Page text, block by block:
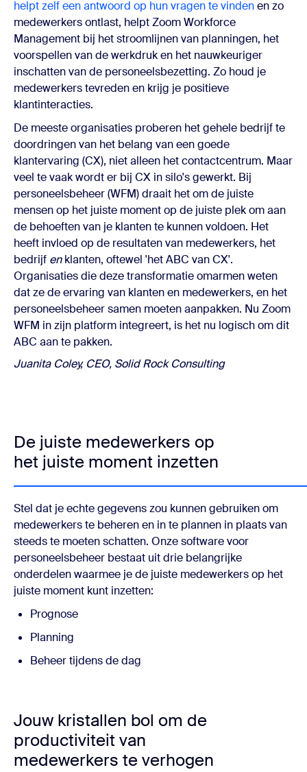
helpt zelf een antwoord op hun vragen te vindenen zo
medewerkers ontlast, helpt Zoom Workforce
Management bij het stroomlijnen van planningen, het
voorspellen van de werkdruk en het nauwkeuriger
inschatten van de personeelsbezetting. Zo houd je
medewerkers tevreden en krijg je positieve
klantinteracties.
De meeste organisaties proberen het gehele bedrijf te
doordringen van het belang van een goede
klantervaring (CX), niet alleen het contactcentrum. Maar
veel te vaak wordt er bij CX in silo's gewerkt. Bij
personeelsbeheer (WFM) draait het om de juiste
mensen op het juiste moment op de juiste plek om aan
de behoeften van je klanten te kunnen voldoen. Het
heeft invloed op de resultaten van medewerkers, het
bedrijf enklanten, oftewel 'het ABC van CX'.
Organisaties die deze transformatie omarmen weten
dat ze de ervaring van klanten en medewerkers, en het
personeelsbeheer samen moeten aanpakken. Nu Zoom
WFM in zijn platform integreert, is het nu logisch om dit
ABC aan te pakken.
Juanita Coley, CEO, Solid Rock Consulting
De juiste medewerkers op
het juiste moment inzetten
Stel dat je echte gegevens zou kunnen gebruiken om
medewerkers te beheren en in te plannen in plaats van
steeds te moeten schatten. Onze software voor
personeelsbeheer bestaat uit drie belangrijke
onderdelen waarmee je de juiste medewerkers op het
juiste moment kunt inzetten:
Prognose
Planning
Beheer tijdens de dag
Jouw kristallen bol om de
productiviteit van
medewerkers te verhogen